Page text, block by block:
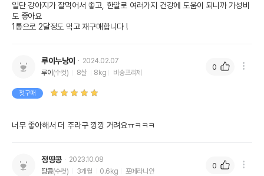
일단 강아지가 잘먹어서 좋고, 한알로 여러가지 건강에 도움이 되니까 가성비
도 좋아요
1통으로 2달정도 먹고 재구매합니다 !
루이누낭이
2024.02.07
루이 (수컷) 8살 8kg 비숑프리제
첫구매
너무 좋아해서 더 주라구 낑낑 거려요ㅠㅋㅋㅋ
0
정땅콩
2023.10.08
땅콩(수컷) 3개월 0.6kg 포메라니안
0